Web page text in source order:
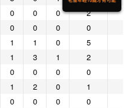
0 0 0 2
0 0 0 0
1 1 0 5
1 3 1 2
0 0 0 0
1 2 0 1
0 0 0 0